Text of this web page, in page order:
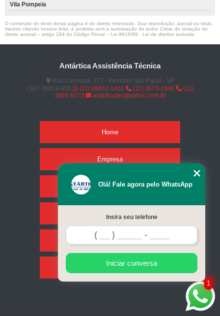
Vila Pompeia
O conteúdo do texto desta página é de direito reservado. Sua reprodução, parcial ou total,
mesmo citando nossos links, é proibida sem a autorização do autor. Crime de violação de
direito autoral – artigo 184 do Código Penal – Lei 9610/98 - Lei de direitos autorais
Antártica Assistência Técnica
Rua Cayowaá, 277 - Perdizes São Paulo - SP
CEP: 05018-000
(11) 99652-1401 (11) 3673-1948
(11)
3865-6073
antarticatec@yahoo.com.br
Home
Empresa
Missão
Serviços
Contato
Mapa do site
1
Olá! Fale agora pelo WhatsApp
Insira seu telefone
Iniciar conversa